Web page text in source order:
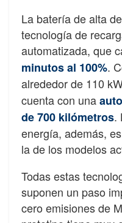
La batería de alta
tecnología de
automatizada, que
minutos al 100%.
alrededor de 110
cuenta con una
de 700 kilómetros.
energía, además,
la de los modelos
Todas estas
suponen un paso
cero emisiones de